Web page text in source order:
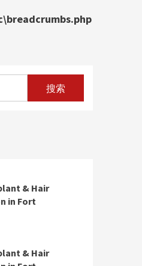
& Hair
in Fort
& Hair